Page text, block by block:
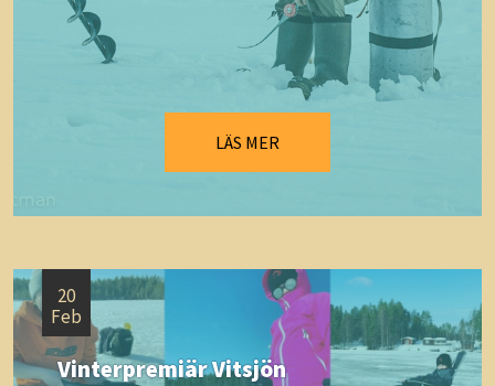
LÄS MER
20
Feb
Vinterpremiär Vitsjön